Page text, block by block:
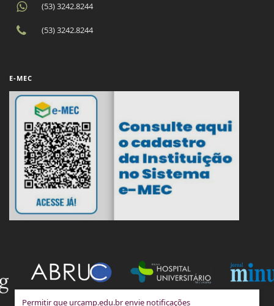
Permitir que urcamp.edu.br envie notificações
(53) 3242.8244
(53) 3242.8244
E-MEC